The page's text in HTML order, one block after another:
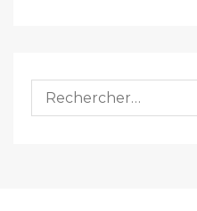
Rechercher :